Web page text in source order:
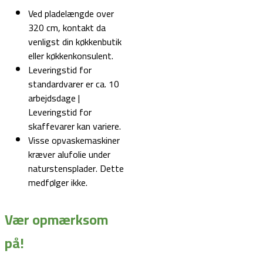
Ved pladelængde over
320 cm, kontakt da
venligst din køkkenbutik
eller køkkenkonsulent.
Leveringstid for
standardvarer er ca. 10
arbejdsdage |
Leveringstid for
skaffevarer kan variere.
Visse opvaskemaskiner
kræver alufolie under
naturstensplader. Dette
medfølger ikke.
Vær opmærksom
på!